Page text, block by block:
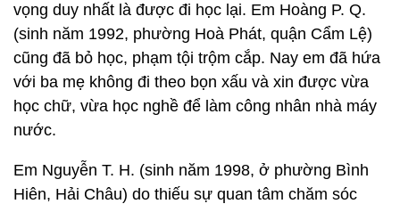
vọng duy nhất là được đi học lại. Em Hoàng P. Q.
(sinh năm 1992, phường Hoà Phát, quận Cẩm Lệ)
cũng đã bỏ học, phạm tội trộm cắp. Nay em đã hứa
với ba mẹ không đi theo bọn xấu và xin được vừa
học chữ, vừa học nghề để làm công nhân nhà máy
nước.
Em Nguyễn T. H. (sinh năm 1998, ở phường Bình
Hiên, Hải Châu) do thiếu sự quan tâm chăm sóc